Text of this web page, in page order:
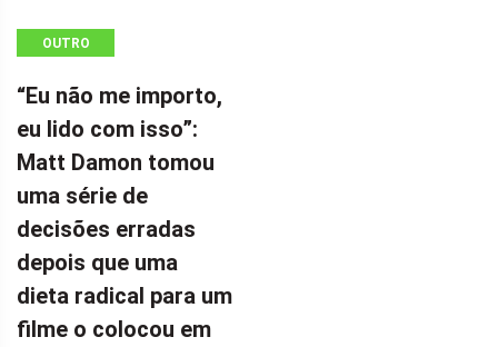
OUTRO
“Eu não me importo,
eu lido com isso”:
Matt Damon tomou
uma série de
decisões erradas
depois que uma
dieta radical para um
filme o colocou em